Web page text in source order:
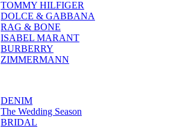
TOMMY HILFIGER
DOLCE & GABBANA
RAG & BONE
ISABEL MARANT
BURBERRY
ZIMMERMANN
DENIM
The Wedding Season
BRIDAL